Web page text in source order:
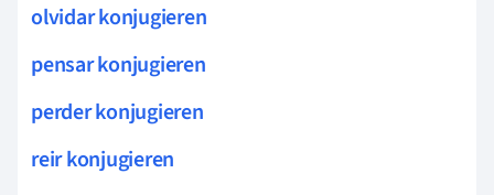
olvidar konjugieren
pensar konjugieren
perder konjugieren
reir konjugieren